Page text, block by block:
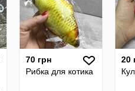
70 грн
Рибка для котика
20